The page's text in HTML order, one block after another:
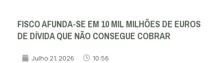
FISCO AFUNDA-SE EM 10 MIL MILHÕES DE EUROS
DE DÍVIDA QUE NÃO CONSEGUE COBRAR
Julho 21, 2026 10:56